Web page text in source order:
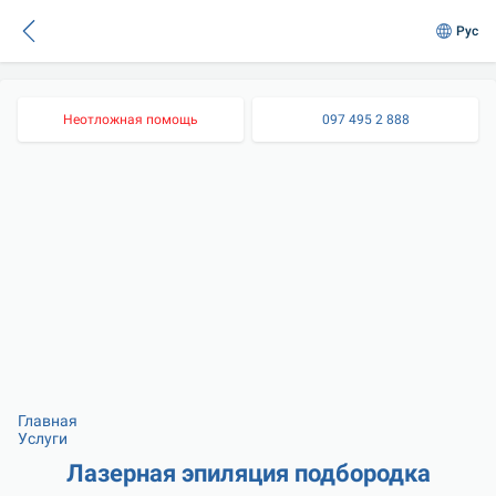
Рус
Неотложная помощь 097 495 2 888
Главная
Услуги
Лазерная эпиляция подбородка